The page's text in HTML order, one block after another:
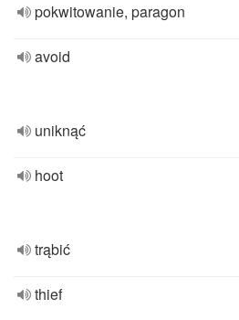
pokwitowanie, paragon
avoid
uniknąć
hoot
trąbić
thief